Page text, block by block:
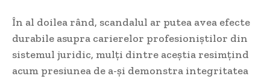
În al doilea rând, scandalul ar putea avea efecte
durabile asupra carierelor profesioniștilor din
sistemul juridic, mulți dintre aceștia resimțind
acum presiunea de a-și demonstra integritatea